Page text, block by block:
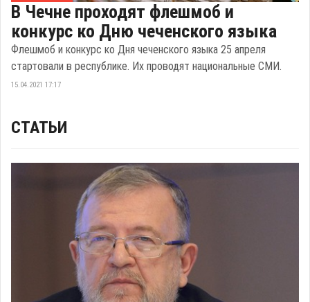
В Чечне проходят флешмоб и
конкурс ко Дню чеченского языка
Флешмоб и конкурс ко Дня чеченского языка 25 апреля
стартовали в республике. Их проводят национальные СМИ.
15.04.2021 17:17
СТАТЬИ